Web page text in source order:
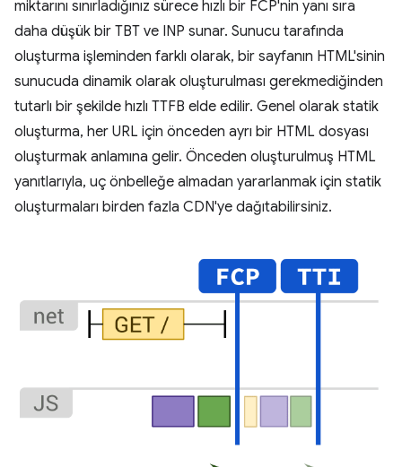
miktarını sınırladığınız sürece hızlı bir FCP'nin yanı sıra
daha düşük bir TBT ve INP sunar. Sunucu tarafında
oluşturma işleminden farklı olarak, bir sayfanın HTML'sinin
sunucuda dinamik olarak oluşturulması gerekmediğinden
tutarlı bir şekilde hızlı TTFB elde edilir. Genel olarak statik
oluşturma, her URL için önceden ayrı bir HTML dosyası
oluşturmak anlamına gelir. Önceden oluşturulmuş HTML
yanıtlarıyla, uç önbelleğe almadan yararlanmak için statik
oluşturmaları birden fazla CDN'ye dağıtabilirsiniz.